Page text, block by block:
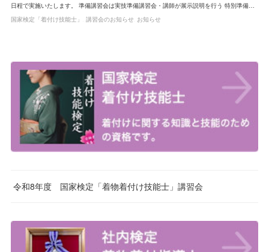
日程で実施いたします。 準備講習会は実技準備講習会・講師が展示説明を行う 特別準備…
国家検定「着付け技能士」 講習会のお知らせ お知らせ
令和8年度 国家検定「着物着付け技能士」講習会